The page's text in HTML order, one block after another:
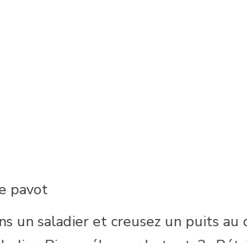
pavot
un saladier et creusez un puits